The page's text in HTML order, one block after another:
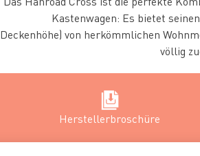
Kastenwagen: Es bietet
Deckenhöhe) von herkömmlichen
völlig
Herstellerbroschüre